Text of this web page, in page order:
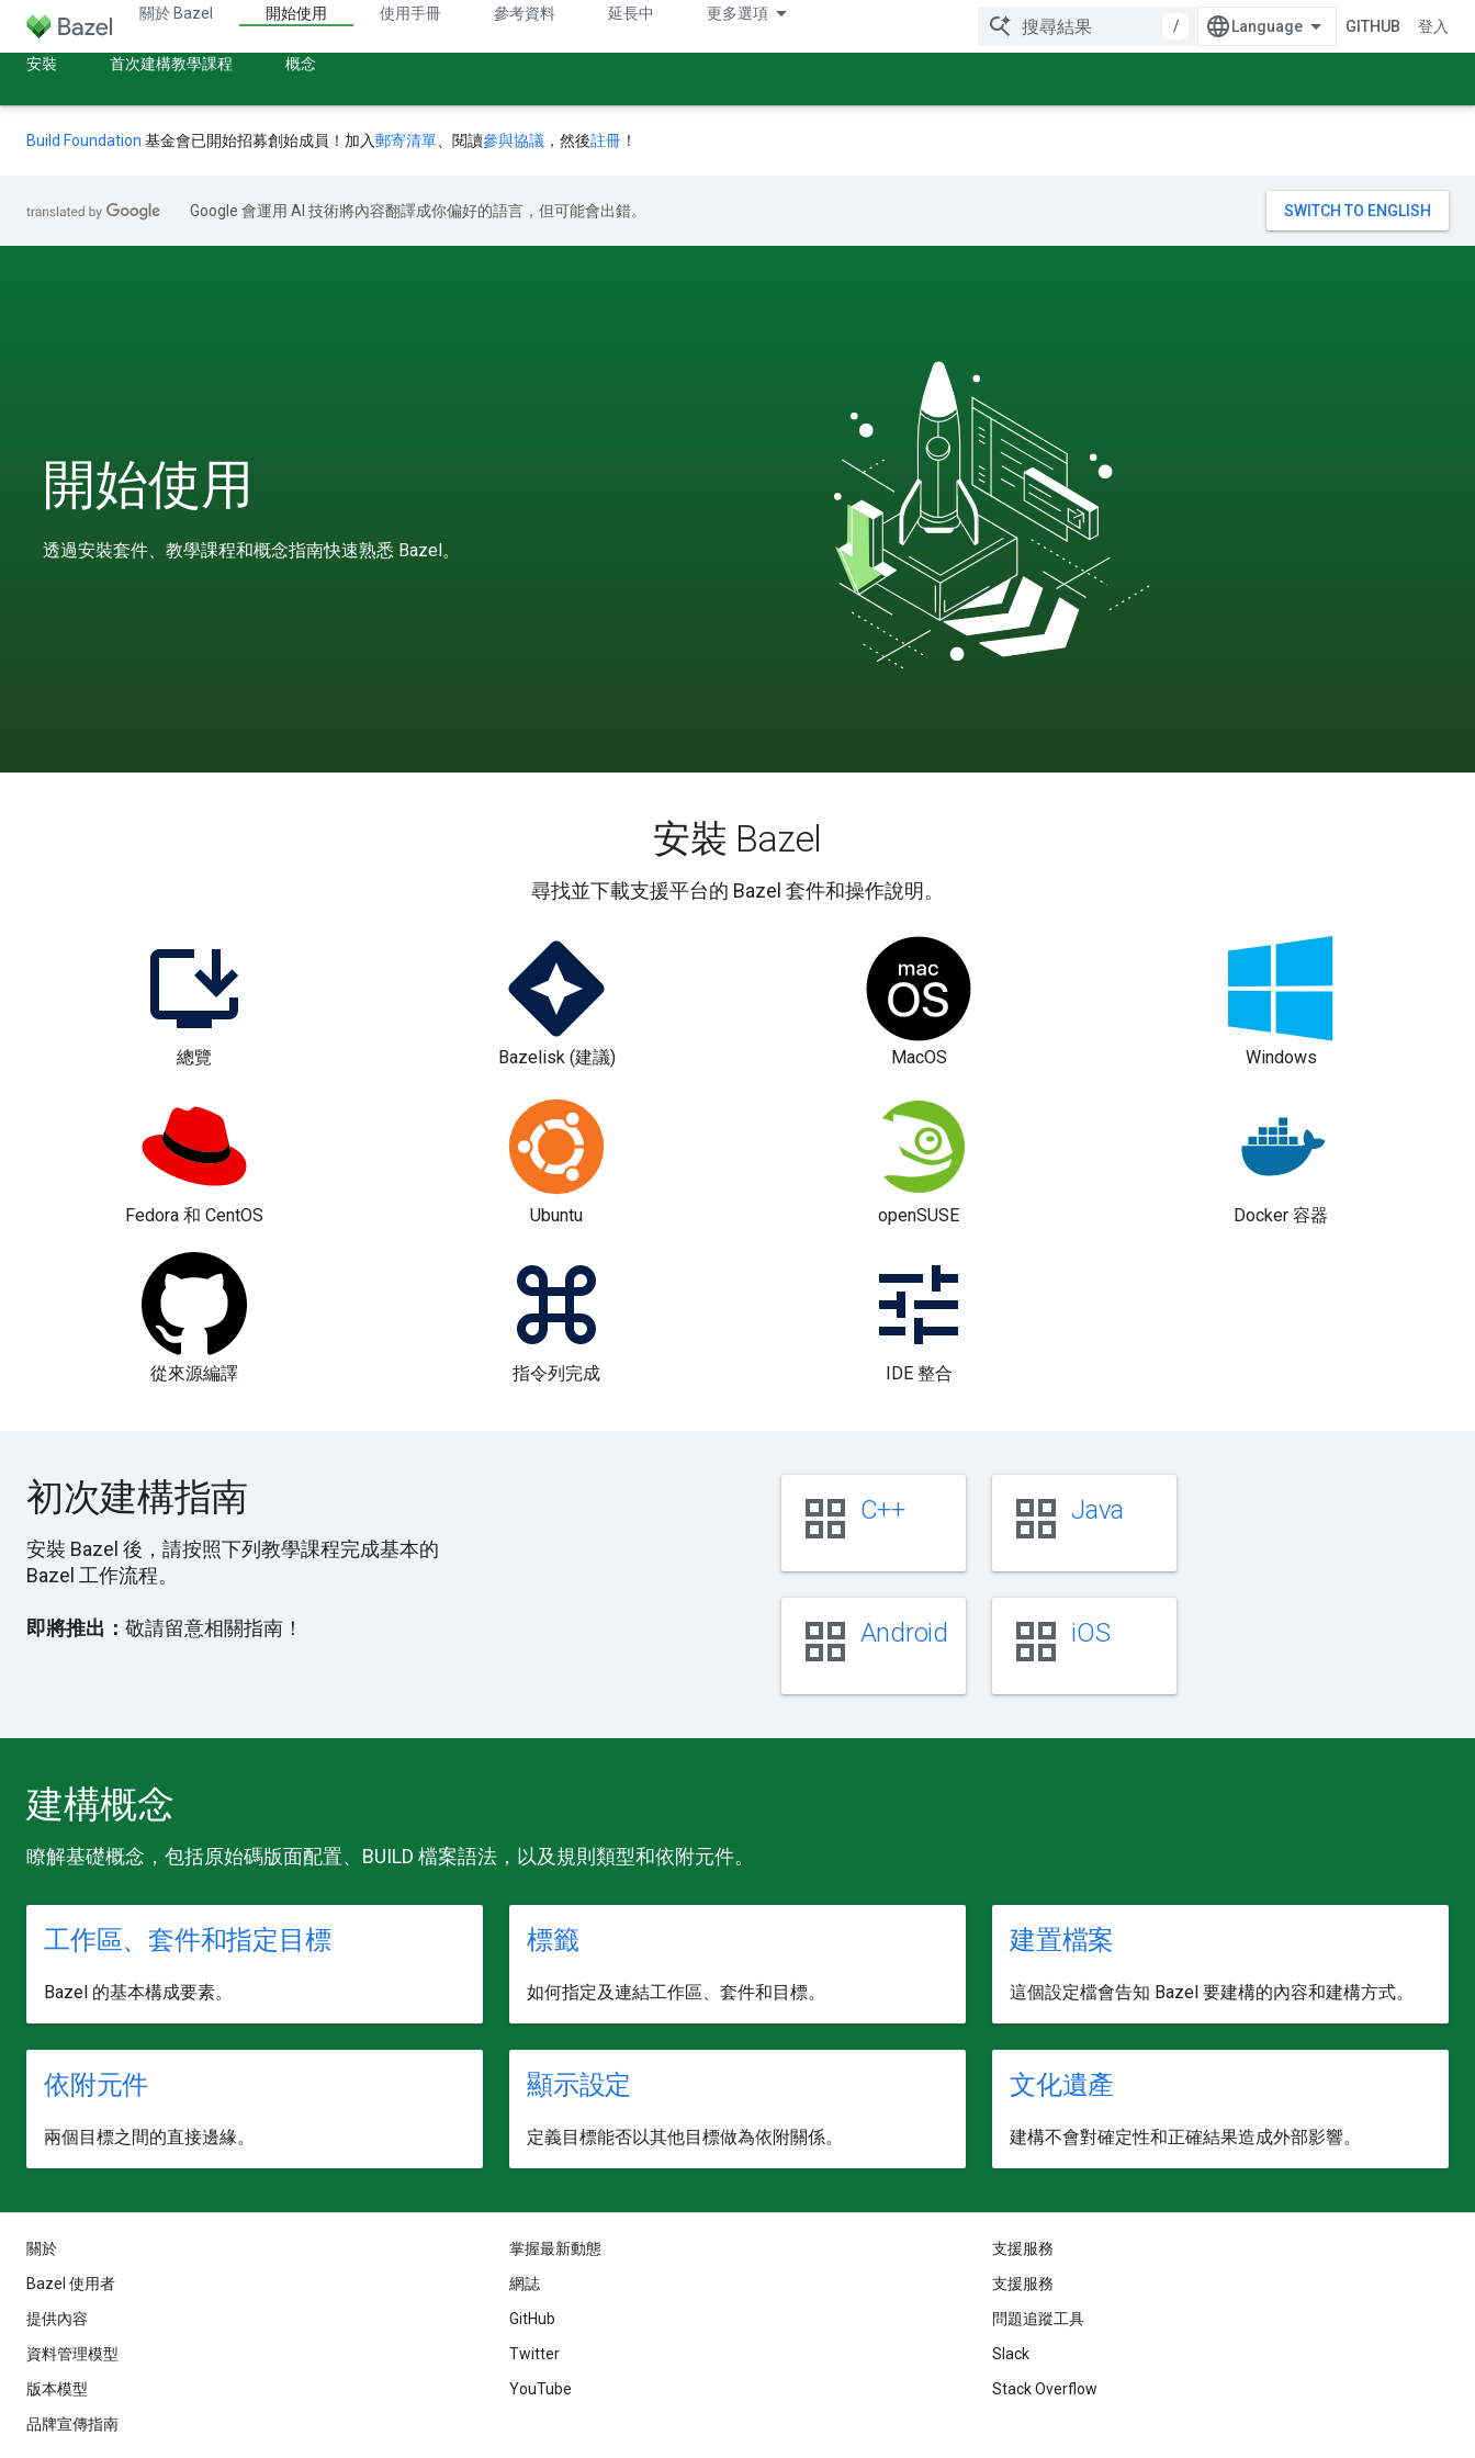
關於 Bazel 開始使用 使用手冊 參考資料 延長中 更多選項
/ GITHUB 登入
安裝 首次建構教學課程 概念
Build Foundation 基金會已開始招募創始成員！加入郵寄清單 、閱讀參與協議 ，然後註冊 ！
Google 會運用 AI 技術將內容翻譯成你偏好的語言，但可能會出錯。
開始使用
透過安裝套件、教學課程和概念指南快速熟悉 Bazel。
安裝 Bazel
尋找並下載支援平台的 Bazel 套件和操作說明。
總覽 Bazelisk (建議) MacOS Windows
Fedora 和 CentOS Ubuntu openSUSE Docker 容器
從來源編譯 指令列完成 IDE 整合
初次建構指南
安裝 Bazel 後，請按照下列教學課程完成基本的
Bazel 工作流程。
即將推出： 敬請留意相關指南！
grid_view C++ grid_view Java
grid_view Android grid_view iOS
建構概念
瞭解基礎概念，包括原始碼版面配置、BUILD 檔案語法，以及規則類型和依附元件。
工作區、套件和指定目標
Bazel 的基本構成要素。
標籤
如何指定及連結工作區、套件和目標。
建置檔案
這個設定檔會告知 Bazel 要建構的內容和建構方式。
依附元件
兩個目標之間的直接邊緣。
顯示設定
定義目標能否以其他目標做為依附關係。
文化遺產
建構不會對確定性和正確結果造成外部影響。
關於
Bazel 使用者
提供內容
資料管理模型
版本模型
品牌宣傳指南
掌握最新動態
網誌
GitHub
Twitter
YouTube
支援服務
支援服務
問題追蹤工具
Slack
Stack Overflow